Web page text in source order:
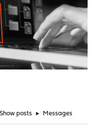
Show posts ► Messages